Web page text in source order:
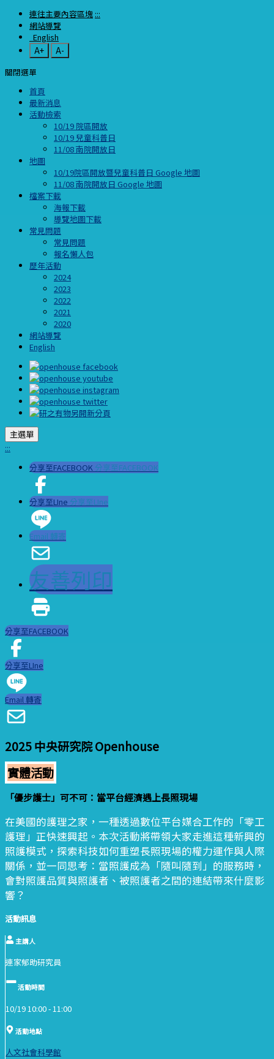
連往主要內容區塊 :::
網站導覽
English
A+
A-
關閉選單
首頁
最新消息
活動檢索
10/19 院區開放
10/19 兒童科普日
11/08 南院開放日
地圖
10/19院區開放暨兒童科普日 Google 地圖
11/08 南院開放日 Google 地圖
檔案下載
海報下載
導覽地圖下載
常見問題
常見問題
報名懶人包
歷年活動
2024
2023
2022
2021
2020
網站導覽
English
主選單
:::
分享至FACEBOOK 分享至FACEBOOK
分享至LIne 分享至LIne
Email 轉寄
友善列印
分享至FACEBOOK
分享至LIne
Email 轉寄
2025 中央研究院 Openhouse
實體活動
「優步護士」可不可：當平台經濟遇上長照現場
在美國的護理之家，一種透過數位平台媒合工作的「零工
護理」正快速興起。本次活動將帶領大家走進這種新興的
照護模式，探索科技如何重塑長照現場的權力運作與人際
關係，並一同思考：當照護成為「隨叫隨到」的服務時，
會對照護品質與照護者、被照護者之間的連結帶來什麼影
響？
活動訊息
主講人
連家郁助研究員
活動時間
10/19 10:00 -11:00
活動地點
人文社會科學館